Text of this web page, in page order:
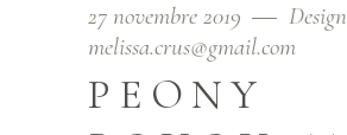
27 novembre 2019
Design
melissa.crus@gmail.com
PEONY